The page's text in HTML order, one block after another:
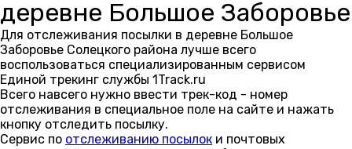
деревне Большое Заборовье
Для отслеживания посылки в деревне Большое
Заборовье Солецкого района лучше всего
воспользоваться специализированным сервисом
Единой трекинг службы 1Track.ru
Всего навсего нужно ввести трек-код - номер
отслеживания в специальное поле на сайте и нажать
кнопку отследить посылку.
Сервис по отслеживанию посылок и почтовых